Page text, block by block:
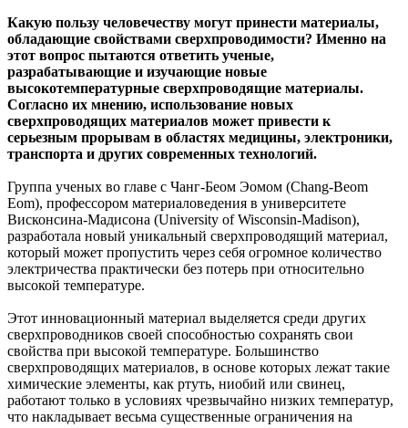
Какую пользу человечеству могут принести материалы,
обладающие свойствами сверхпроводимости? Именно на
этот вопрос пытаются ответить ученые,
разрабатывающие и изучающие новые
высокотемпературные сверхпроводящие материалы.
Согласно их мнению, использование новых
сверхпроводящих материалов может привести к
серьезным прорывам в областях медицины, электроники,
транспорта и других современных технологий.
Группа ученых во главе с Чанг-Беом Эомом (Chang-Beom
Eom), профессором материаловедения в университете
Висконсина-Мадисона (University of Wisconsin-Madison),
разработала новый уникальный сверхпроводящий материал,
который может пропустить через себя огромное количество
электричества практически без потерь при относительно
высокой температуре.
Этот инновационный материал выделяется среди других
сверхпроводников своей способностью сохранять свои
свойства при высокой температуре. Большинство
сверхпроводящих материалов, в основе которых лежат такие
химические элементы, как ртуть, ниобий или свинец,
работают только в условиях чрезвычайно низких температур,
что накладывает весьма существенные ограничения на